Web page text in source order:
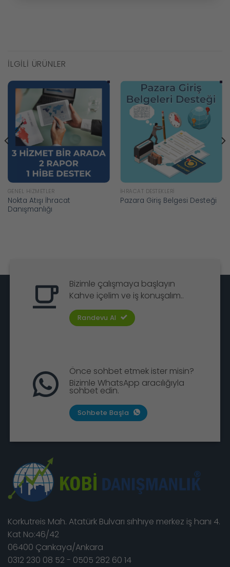
İLGILI ÜRÜNLER
GENEL HIZMETLER
Nokta Atışı İhracat
Danışmanlığı
İHRACAT DESTEKLERI
Pazara Giriş Belgesi Desteği
Bizimle çalışmaya başlayın
Kahve içelim ve iş konuşalım..
Randevu Al
Önce sohbet etmek ister misin?
Bizimle WhatsApp aracılığıyla
sohbet edin.
Sohbete Başla
Korkutreis Mah. Atatürk Bulvarı sıhhıye merkez iş hanı 4.
Kat No:46/42
06400 Çankaya/Ankara
0312 230 08 52 - 0505 282 60 14